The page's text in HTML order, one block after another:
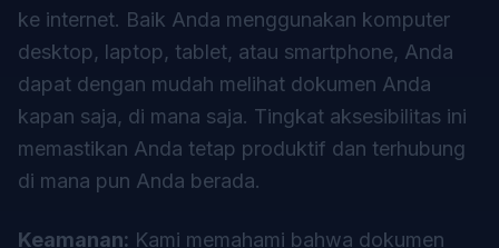
ke internet. Baik Anda menggunakan komputer
desktop, laptop, tablet, atau smartphone, Anda
dapat dengan mudah melihat dokumen Anda
kapan saja, di mana saja. Tingkat aksesibilitas ini
memastikan Anda tetap produktif dan terhubung
di mana pun Anda berada.
Keamanan: Kami memahami bahwa dokumen